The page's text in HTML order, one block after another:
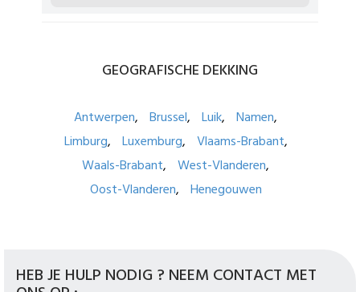
GEOGRAFISCHE DEKKING
Antwerpen Brussel Luik
Namen
Limburg
Luxemburg
Vlaams-Brabant
Waals-Brabant
West-Vlanderen
Oost-Vlanderen
Henegouwen
HEB JE HULP NODIG ? NEEM CONTACT MET